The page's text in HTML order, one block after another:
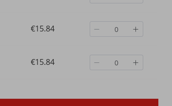
€15.84
€15.84